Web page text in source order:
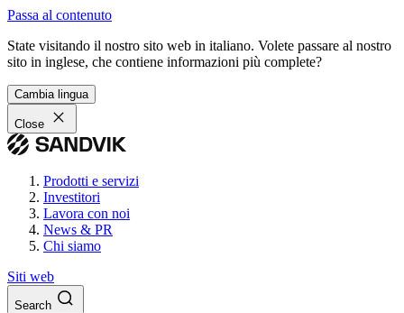
Passa al contenuto
State visitando il nostro sito web in italiano. Volete passare al nostro
sito in inglese, che contiene informazioni più complete?
Cambia lingua
Close
Prodotti e servizi
Investitori
Lavora con noi
News & PR
Chi siamo
Siti web
Search